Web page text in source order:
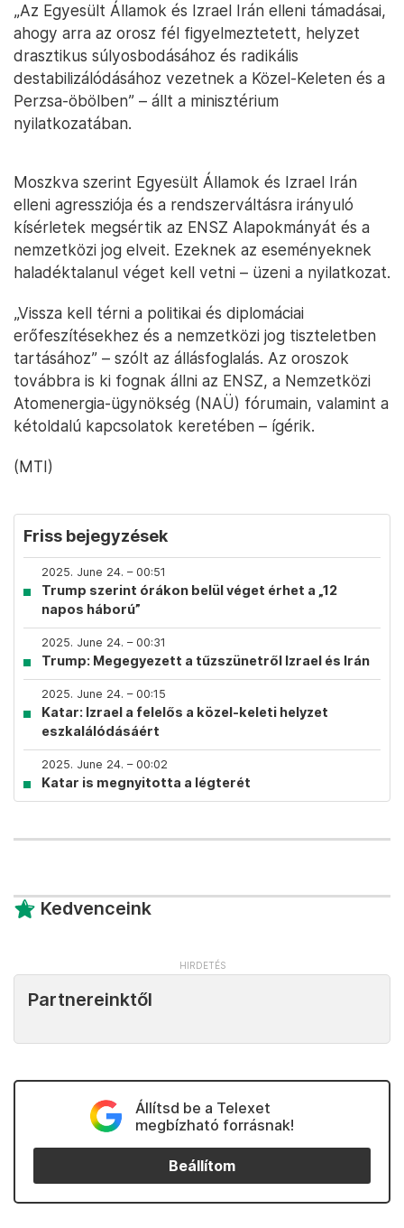
„Az Egyesült Államok és Izrael Irán elleni támadásai,
ahogy arra az orosz fél figyelmeztetett, helyzet
drasztikus súlyosbodásához és radikális
destabilizálódásához vezetnek a Közel-Keleten és a
Perzsa-öbölben” – állt a minisztérium
nyilatkozatában.
Moszkva szerint Egyesült Államok és Izrael Irán
elleni agressziója és a rendszerváltásra irányuló
kísérletek megsértik az ENSZ Alapokmányát és a
nemzetközi jog elveit. Ezeknek az eseményeknek
haladéktalanul véget kell vetni – üzeni a nyilatkozat.
„Vissza kell térni a politikai és diplomáciai
erőfeszítésekhez és a nemzetközi jog tiszteletben
tartásához” – szólt az állásfoglalás. Az oroszok
továbbra is ki fognak állni az ENSZ, a Nemzetközi
Atomenergia-ügynökség (NAÜ) fórumain, valamint a
kétoldalú kapcsolatok keretében – ígérik.
(MTI)
Friss bejegyzések
2025. June 24. – 00:51
Trump szerint órákon belül véget érhet a „12
napos háború”
2025. June 24. – 00:31
Trump: Megegyezett a tűzszünetről Izrael és Irán
2025. June 24. – 00:15
Katar: Izrael a felelős a közel-keleti helyzet
eszkalálódásáért
2025. June 24. – 00:02
Katar is megnyitotta a légterét
Kedvenceink
Partnereinktől
Állítsd be a Telexet
megbízható forrásnak!
Beállítom